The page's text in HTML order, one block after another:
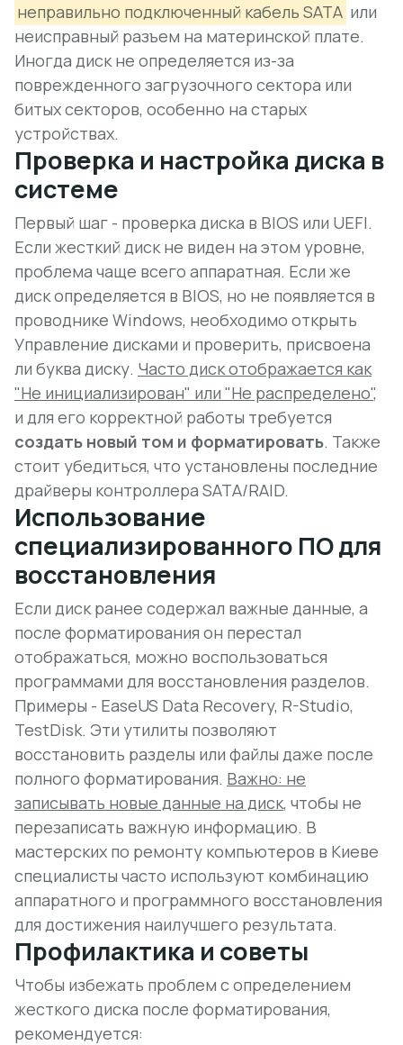
неправильно подключенный кабель SATA или
неисправный разъем на материнской плате.
Иногда диск не определяется из-за
поврежденного загрузочного сектора или
битых секторов, особенно на старых
устройствах.
Проверка и настройка диска в
системе
Первый шаг - проверка диска в BIOS или UEFI.
Если жесткий диск не виден на этом уровне,
проблема чаще всего аппаратная. Если же
диск определяется в BIOS, но не появляется в
проводнике Windows, необходимо открыть
Управление дисками и проверить, присвоена
ли буква диску. Часто диск отображается как
"Не инициализирован" или "Не распределено",
и для его корректной работы требуется
создать новый том и форматировать. Также
стоит убедиться, что установлены последние
драйверы контроллера SATA/RAID.
Использование
специализированного ПО для
восстановления
Если диск ранее содержал важные данные, а
после форматирования он перестал
отображаться, можно воспользоваться
программами для восстановления разделов.
Примеры - EaseUS Data Recovery, R-Studio,
TestDisk. Эти утилиты позволяют
восстановить разделы или файлы даже после
полного форматирования. Важно: не
записывать новые данные на диск, чтобы не
перезаписать важную информацию. В
мастерских по ремонту компьютеров в Киеве
специалисты часто используют комбинацию
аппаратного и программного восстановления
для достижения наилучшего результата.
Профилактика и советы
Чтобы избежать проблем с определением
жесткого диска после форматирования,
рекомендуется: